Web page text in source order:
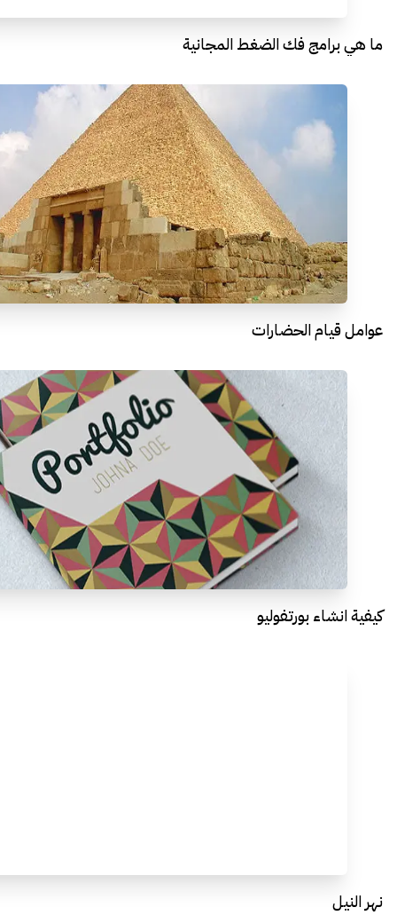
ما هي برامج فك الضغط المجانية
عوامل قيام الحضارات
كيفية انشاء بورتفوليو
نهر النيل